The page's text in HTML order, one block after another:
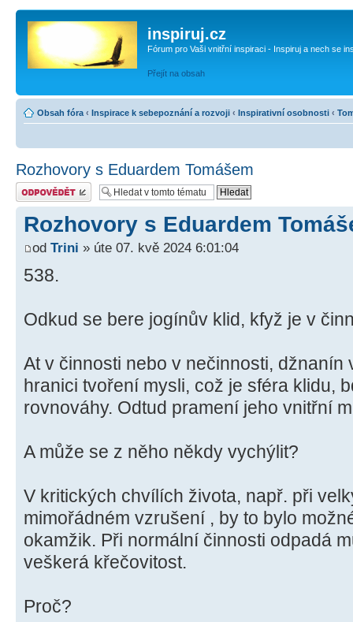
inspiruj.cz
Fórum pro Vaši vnitřní inspiraci - Inspiruj a nech se
Přejít na obsah
Obsah fóra ‹ Inspirace k sebepoznání a rozvoji ‹ Inspirativní osobnosti ‹
Rozhovory s Eduardem Tomášem
Odeslat odpověď
Rozhovory s Eduardem
od Trini » úte 07. kvě 2024 6:01:04
538.
Odkud se bere jogínův klid, kfyž je v
At v činnosti nebo v nečinnosti,
hranici tvoření mysli, což je sféra klidu,
rovnováhy. Odtud pramení jeho vnitřní
A může se z něho někdy vychýlit?
V kritických chvílích života, např. při
mimořádném vzrušení , by to bylo
okamžik. Při normální činnosti odpadá
veškerá křečovitost.
Proč?